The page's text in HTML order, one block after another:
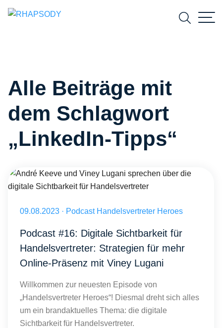
Suchen
Alle Beiträge mit
dem Schlagwort
„LinkedIn-Tipps“
Veröffentlicht am 09.08.2023
09.08.2023 · Podcast Handelsvertreter Heroes
Podcast #16: Digitale Sichtbarkeit für
Handelsvertreter: Strategien für mehr
Online-Präsenz mit Viney Lugani
Willkommen zur neuesten Episode von
„Handelsvertreter Heroes“! Diesmal dreht sich alles
um ein brandaktuelles Thema: die digitale
Sichtbarkeit für Handelsvertreter.